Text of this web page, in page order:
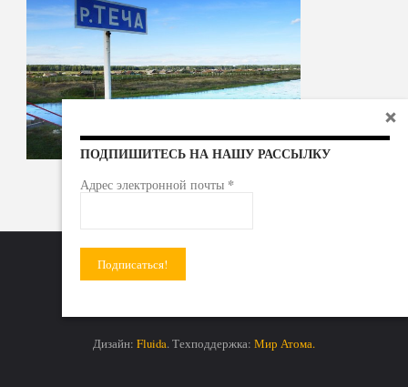
Дизайн: Fluida. Техподдержка: Мир Атома.
ПОДПИШИТЕСЬ НА НАШУ РАССЫЛКУ
Адрес электронной почты *